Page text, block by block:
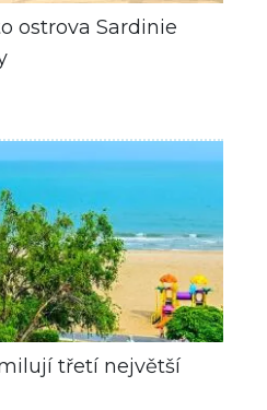
ostrova Sardinie
třetí největší